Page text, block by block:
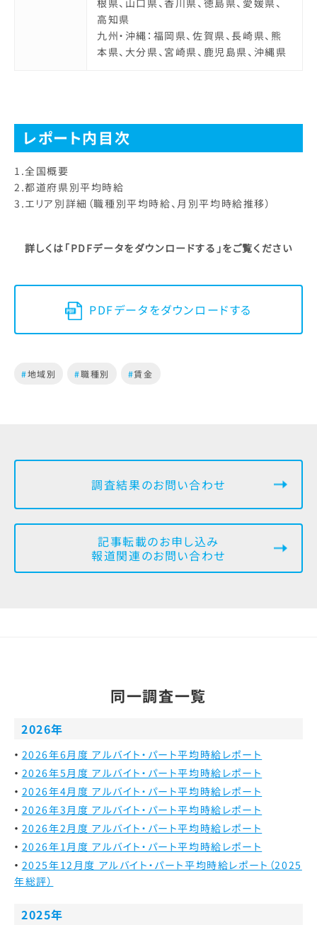
根県、山口県、香川県、徳島県、愛媛県、
高知県
九州・沖縄：福岡県、佐賀県、長崎県、熊
本県、大分県、宮崎県、鹿児島県、沖縄県
レポート内目次
1.全国概要
2.都道府県別平均時給
3.エリア別詳細（職種別平均時給、月別平均時給推移）
詳しくは「PDFデータをダウンロードする」をご覧ください
PDFデータをダウンロードする
#地域別 #職種別 #賃金
調査結果のお問い合わせ
記事転載のお申し込み
報道関連のお問い合わせ
同一調査一覧
2026年
2026年6月度 アルバイト・パート平均時給レポート
2026年5月度 アルバイト・パート平均時給レポート
2026年4月度 アルバイト・パート平均時給レポート
2026年3月度 アルバイト・パート平均時給レポート
2026年2月度 アルバイト・パート平均時給レポート
2026年1月度 アルバイト・パート平均時給レポート
2025年12月度 アルバイト・パート平均時給レポート（2025
年総評）
2025年